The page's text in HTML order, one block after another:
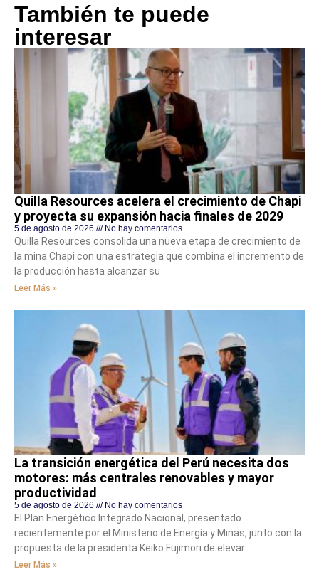
También te puede
interesar
Quilla Resources acelera el crecimiento de Chapi
y proyecta su expansión hacia finales de 2029
5 de agosto de 2026 No hay comentarios
Quilla Resources consolida una nueva etapa de crecimiento de
la mina Chapi con una estrategia que combina el incremento de
la producción hasta alcanzar su
Leer Más »
La transición energética del Perú necesita dos
motores: más centrales renovables y mayor
productividad
5 de agosto de 2026 No hay comentarios
El Plan Energético Integrado Nacional, presentado
recientemente por el Ministerio de Energía y Minas, junto con la
propuesta de la presidenta Keiko Fujimori de elevar
Leer Más »